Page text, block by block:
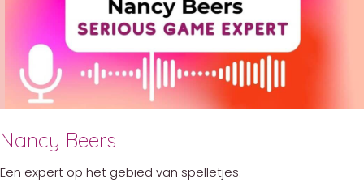
Nancy Beers
Een expert op het gebied van spelletjes.